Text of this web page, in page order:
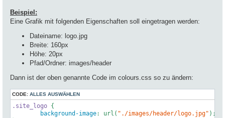
Beispiel:
Eine Grafik mit folgenden Eigenschaften soll eingetragen werden:
Dateiname: logo.jpg
Breite: 160px
Höhe: 20px
Pfad/Ordner: images/header
Dann ist der oben genannte Code im colours.css so zu ändern:
CODE: ALLES AUSWÄHLEN
.site_logo {
background-image: url ( "./images/header/logo.jpg" );